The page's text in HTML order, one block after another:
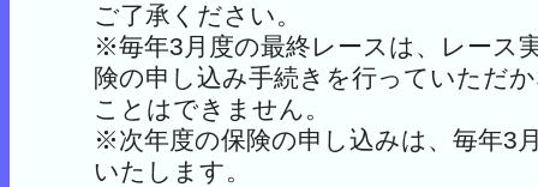
ご了承ください。
※毎年3月度の最終レースは、レース
険の申し込み手続きを行っていただ
ことはできません。
※次年度の保険の申し込みは、毎年3
いたします。